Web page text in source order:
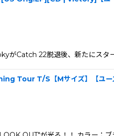
がCatch 22脱退後、新たにス
T/S【Mサイズ】【ユーズ